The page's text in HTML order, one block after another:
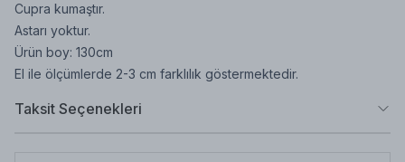
Cupra kumaştır.
Astarı yoktur.
Ürün boy: 130cm
El ile ölçümlerde 2-3 cm farklılık göstermektedir.
Taksit Seçenekleri